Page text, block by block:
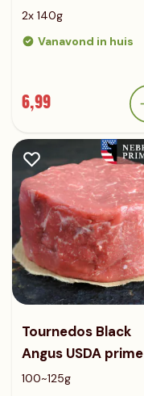
2x 140g
Vanavond in huis
6,99
Tournedos Black
Angus USDA prime
100~125g